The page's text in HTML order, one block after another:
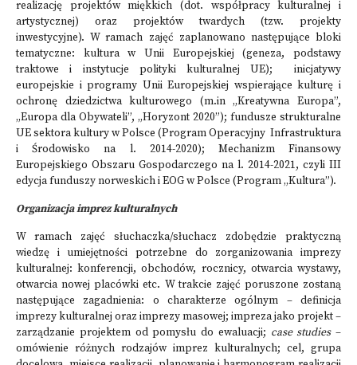
realizację projektów miękkich (dot. współpracy kulturalnej i
artystycznej) oraz projektów twardych (tzw. projekty
inwestycyjne). W ramach zajęć zaplanowano następujące bloki
tematyczne: kultura w Unii Europejskiej (geneza, podstawy
traktowe i instytucje polityki kulturalnej UE); inicjatywy
europejskie i programy Unii Europejskiej wspierające kulturę i
ochronę dziedzictwa kulturowego (m.in „Kreatywna Europa”,
„Europa dla Obywateli”, „Horyzont 2020”); fundusze strukturalne
UE sektora kultury w Polsce (Program Operacyjny Infrastruktura
i Środowisko na l. 2014-2020); Mechanizm Finansowy
Europejskiego Obszaru Gospodarczego na l. 2014-2021, czyli III
edycja funduszy norweskich i EOG w Polsce (Program „Kultura”).
Organizacja imprez kulturalnych
W ramach zajęć słuchaczka/słuchacz zdobędzie praktyczną
wiedzę i umiejętności potrzebne do zorganizowania imprezy
kulturalnej: konferencji, obchodów, rocznicy, otwarcia wystawy,
otwarcia nowej placówki etc. W trakcie zajęć poruszone zostaną
następujące zagadnienia: o charakterze ogólnym – definicja
imprezy kulturalnej oraz imprezy masowej; impreza jako projekt –
zarządzanie projektem od pomysłu do ewaluacji; case studies–
omówienie różnych rodzajów imprez kulturalnych; cel, grupa